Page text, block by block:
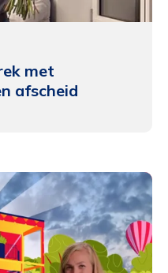
nodig zijn om
te kunnen
met
afscheid